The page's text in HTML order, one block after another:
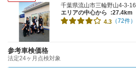
千葉県流山市三輪野山4-3-16
エリアの中心から
:27.4km
4.3 （72件）
参考車検価格
法定24ヶ月点検対象